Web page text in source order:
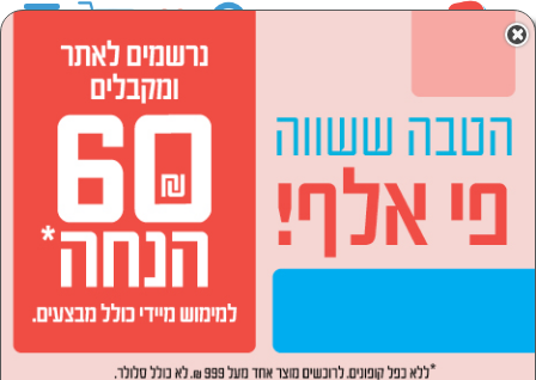
הסתר רשימת קטגוריות
מוצרי חשמל (17)
Family פמילי
נמצאו 17 פמילי Family
×